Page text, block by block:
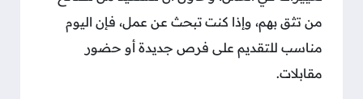
من تثق بهم، وإذا كنت تبحث عن عمل، فإن اليوم
مناسب للتقديم على فرص جديدة أو حضور
مقابلات.